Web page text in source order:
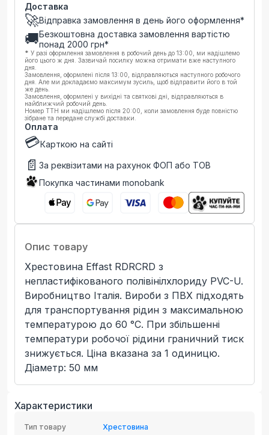
Доставка
🚀Відправка замовлення в день його оформлення*
🚚Безкоштовна доставка замовлення вартістю
понад 2000 грн*
* У разі оформлення замовлення в робочий день до 13:00, ми надішлемо
його цього ж дня. Зазвичай посилку можна отримати вже наступного
дня.
Замовлення, оформлені після 13:00, відправляються наступного робочого
дня. Але ми докладаємо максимум зусиль, щоб відправити його в той
же день.
Замовлення, оформлені у вихідні та святкові дні, відправляються в
найближчий робочий день.
Номер ТТН ми надішлемо після 20:00, коли замовлення буде повністю
зібране та передане службі доставки.
Оплата
💳Карткою на сайті
📄 За реквізитами на рахунок ФОП або ТОВ
Покупка частинами monobank
Опис товару
Хрестовина Effast RDRСRD з
непластифікованого полівінілхлориду PVC-U.
Виробництво Італія. Вироби з ПВХ підходять
для транспортування рідин з максимальною
температурою до 60 °C. При збільшенні
температури робочої рідини граничний тиск
знижується. Ціна вказана за 1 одиницю.
Діаметр: 50 мм
Характеристики
Тип товару Хрестовина